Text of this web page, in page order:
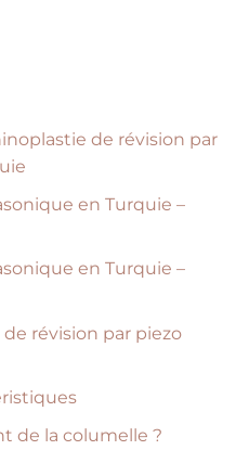
de révision par
en Turquie –
en Turquie –
révision par piezo
de la columelle ?